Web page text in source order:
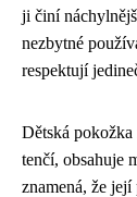
ji činí
nezbytné
respektují
Dětská
tenčí, obsahuje
znamená, že